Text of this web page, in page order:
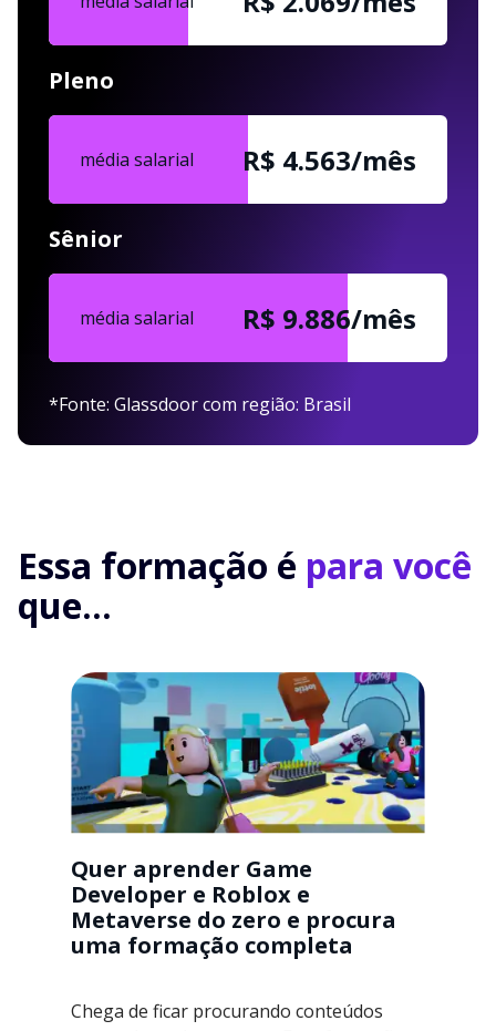
Pleno
média salarial R$ 4.563/mês
Sênior
média salarial R$ 9.886/mês
*Fonte: Glassdoor com região: Brasil
Essa formação é para você
que...
Quer aprender Game
Developer e Roblox e
Metaverse do zero e procura
uma formação completa
Chega de ficar procurando conteúdos